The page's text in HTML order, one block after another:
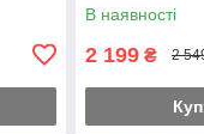
мм
(2.5х1.0м)
Прозора
В наявності
2 199 ₴ 2